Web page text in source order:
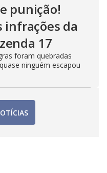
punição!
infrações da
17
foram quebradas
ninguém escapou